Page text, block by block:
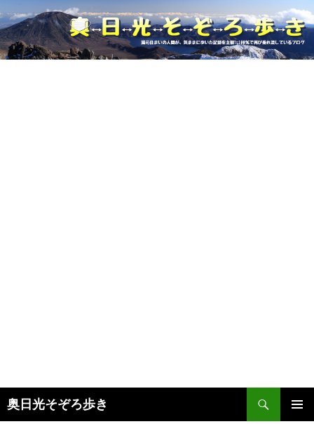
奥日光そぞろ歩き
索